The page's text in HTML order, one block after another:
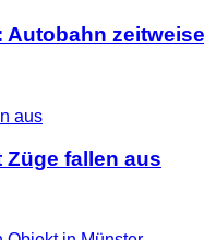
Autobahn
fallen aus